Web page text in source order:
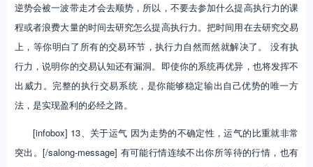
逆势会被一波带走才会去顺势，所以，不要去参加什么提高执行力的课
程或者浪费大量的时间去研究怎么提高执行力。把时间用在去研究交易
上，等你明白了所有的交易环节，执行力自然而然就解决了。 没有执
行力，说明你的交易认知还有漏洞。即使你的系统再优异，也将发挥不
出威力。完整的执行交易系统，是你能够稳定输出自己优势的唯一方
法，是实现盈利的必经之路。
[infobox] 13、关于运气 因为走势的不确定性，运气的比重就非常
突出。[/salong-message] 有可能行情连续不出你所等待的行情，也有